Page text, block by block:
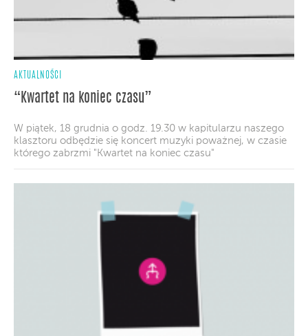
AKTUALNOŚCI
“Kwartet na koniec czasu”
W piątek, 18 grudnia o godz. 19.30 w kapitularzu naszego
klasztoru odbędzie się koncert muzyki poważnej, w czasie
którego zabrzmi "Kwartet na koniec czasu"